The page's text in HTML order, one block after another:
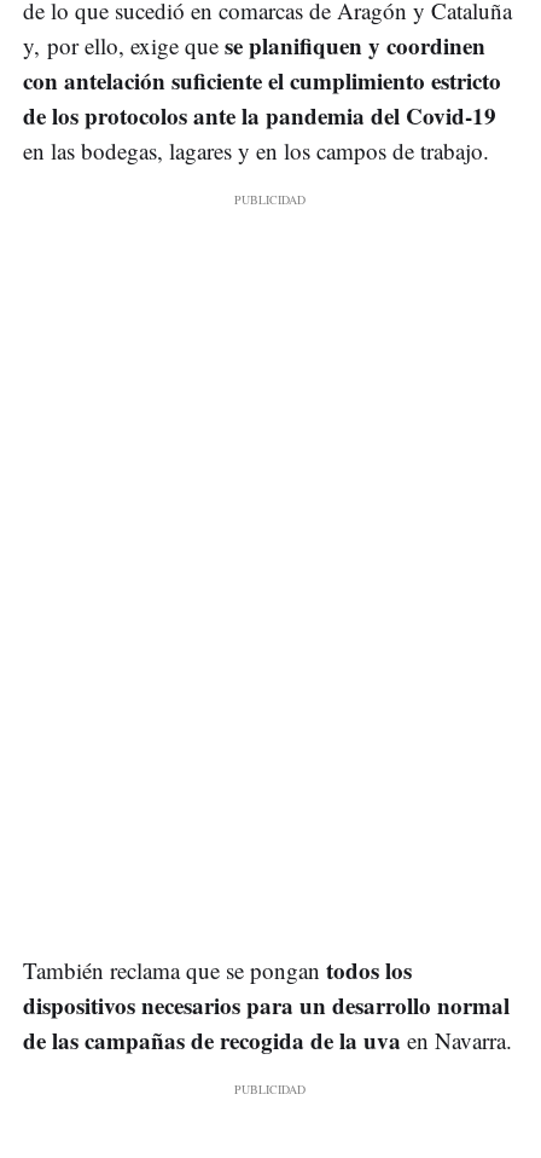
de lo que sucedió en comarcas de Aragón y Cataluña
y, por ello, exige que se planifiquen y coordinen
con antelación suficiente el cumplimiento estricto
de los protocolos ante la pandemia del Covid-19
en las bodegas, lagares y en los campos de trabajo.
También reclama que se pongan todos los
dispositivos necesarios para un desarrollo normal
de las campañas de recogida de la uva en Navarra.